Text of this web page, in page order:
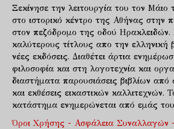
Ξεκίνησε την λειτουργία του τον Μάιο
στο ιστορικό κέντρο της Αθήνας στην
στον πεζόδρομο της οδού Ηρακλειδών.
καλύτερους τίτλους απο την ελληνική
νέες εκδόσεις. Διαθέτει άρτια
φιλοσοφία και στη λογοτεχνία και
διαστήματα παρουσιάσεις βιβλίων
και εκθέσεις εικαστικών καλλιτεχνών.
κατάστημα ενημερώνεται από εμάς
Όροι Χρήσης - Ασφάλεια Συναλλαγών -